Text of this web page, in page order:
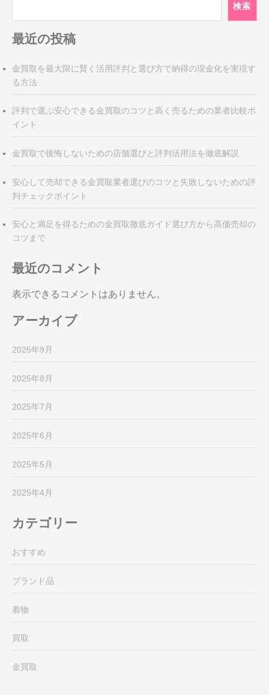
シ
ョ
ン
検索
最近の投稿
金買取を最大限に賢く活用評判と選び方で納得の現金化を実現す
る方法
評判で選ぶ安心できる金買取のコツと高く売るための業者比較ポ
イント
金買取で後悔しないための店舗選びと評判活用法を徹底解説
安心して売却できる金買取業者選びのコツと失敗しないための評
判チェックポイント
安心と満足を得るための金買取徹底ガイド選び方から高価売却の
コツまで
最近のコメント
表示できるコメントはありません。
アーカイブ
2025年9月
2025年8月
2025年7月
2025年6月
2025年5月
2025年4月
カテゴリー
おすすめ
ブランド品
着物
買取
金買取